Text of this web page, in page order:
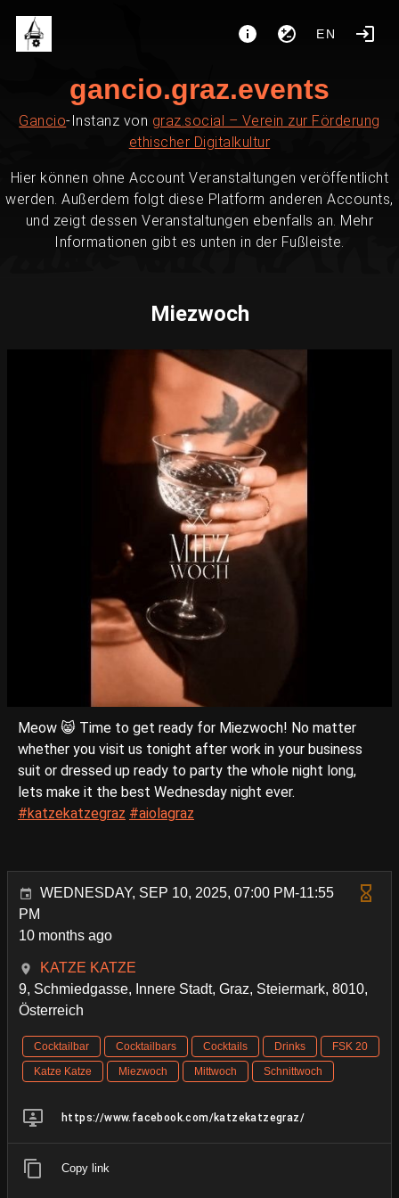
EN
gancio.graz.events
Gancio-Instanz von graz.social – Verein zur Förderung
ethischer Digitalkultur
Hier können ohne Account Veranstaltungen veröffentlicht
werden. Außerdem folgt diese Platform anderen Accounts,
und zeigt dessen Veranstaltungen ebenfalls an. Mehr
Informationen gibt es unten in der Fußleiste.
Miezwoch
Meow 😸 Time to get ready for Miezwoch! No matter
whether you visit us tonight after work in your business
suit or dressed up ready to party the whole night long,
lets make it the best Wednesday night ever.
#katzekatzegraz #aiolagraz
WEDNESDAY, SEP 10, 2025, 07:00 PM-11:55
PM
10 months ago
KATZE KATZE
9, Schmiedgasse, Innere Stadt, Graz, Steiermark, 8010,
Österreich
Cocktailbar Cocktailbars Cocktails Drinks
FSK 20
Katze Katze
Miezwoch Mittwoch Schnittwoch
https://www.facebook.com/katzekatzegraz/
Copy link